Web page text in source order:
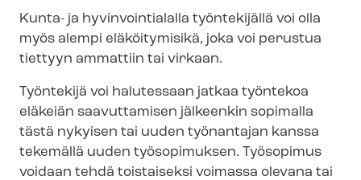
Kunta- ja hyvinvointialalla työntekijällä voi olla
myös alempi eläköitymisikä, joka voi perustua
tiettyyn ammattiin tai virkaan.
Työntekijä voi halutessaan jatkaa työntekoa
eläkeiän saavuttamisen jälkeenkin sopimalla
tästä nykyisen tai uuden työnantajan kanssa
tekemällä uuden työsopimuksen. Työsopimus
voidaan tehdä toistaiseksi voimassa olevana tai